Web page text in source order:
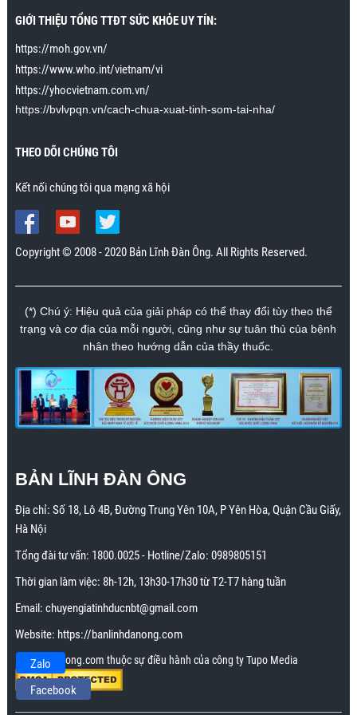
trong bài cách để cho cô ấy lên đỉnh nhiều lần và kéo
được tới 15 phút lên đỉnh liên tiếp, nhưng có thể kéo
dài tới khoảng 30 giây. Trước đây cô ấy lên đỉnh chỉ
kéo dài trong vài giây. Cảm ơn chương trình rất
nhiều.”
GIỚI THIỆU TỔNG TTĐT SỨC KHỎE UY TÍN:
https://moh.gov.vn/
https://www.who.int/vietnam/vi
https://yhocvietnam.com.vn/
https://bvlvpqn.vn/cach-chua-xuat-tinh-som-tai-nha/
THEO DÕI CHÚNG TÔI
Kết nối chúng tôi qua mạng xã hội
Copyright © 2008 - 2020 Bản Lĩnh Đàn Ông. All Rights Reserved.
(*) Chú ý: Hiệu quả của giải pháp có thể thay đổi tùy theo thể
trạng và cơ địa của mỗi người, cũng như sự tuân thủ của bệnh
nhân theo hướng dẫn của thầy thuốc.
BẢN LĨNH ĐÀN ÔNG
Địa chỉ: Số 18, Lô 4B, Đường Trung Yên 10A, P Yên Hòa, Quận Cầu Giấy,
Hà Nội
Tổng đài tư vấn: 1800.0025- Hotline/Zalo: 0989805151
Thời gian làm việc: 8h-12h, 13h30-17h30 từ T2-T7 hàng tuần
Email: chuyengiatinhducnbt@gmail.com
Website: https://banlinhdanong.com
Banlinhdanong.com thuộc sự điều hành của công ty Tupo Media
Zalo
Facebook